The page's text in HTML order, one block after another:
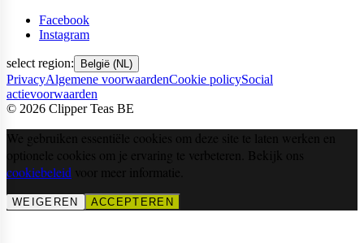
Facebook
Instagram
select region: België (NL)
PrivacyAlgemene voorwaardenCookie policySocial
actievoorwaarden
© 2026 Clipper Teas BE
We gebruiken essentiële cookies om deze site te laten werken en
optionele cookies om je ervaring te verbeteren. Bekijk ons
cookiebeleid voor meer informatie.
WEIGEREN ACCEPTEREN